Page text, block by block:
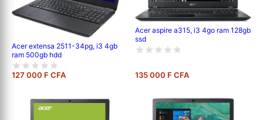
Acer extensa 2511-34pg, i3 4gb
ram 500gb hdd
127 000 F CFA
Acer aspire a315, i3 4go ram 128gb
ssd
135 000 F CFA